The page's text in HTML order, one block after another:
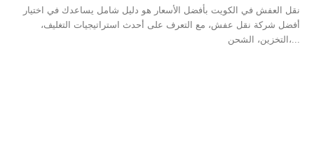
نقل العفش في الكويت بأفضل الأسعار هو دليل شامل يساعدك في اختيار
أفضل شركة نقل عفش، مع التعرف على أحدث استراتيجيات التغليف،
التخزين، الشحن،...